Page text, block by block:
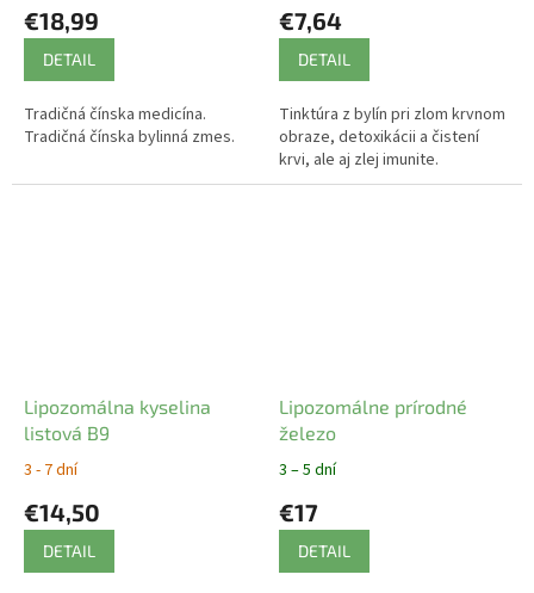
€18,99
DETAIL
Tradičná čínska medicína.
Tradičná čínska bylinná zmes.
€7,64
DETAIL
Tinktúra z bylín pri zlom krvnom
obraze, detoxikácii a čistení
krvi, ale aj zlej imunite.
Lipozomálna kyselina
listová B9
3 - 7 dní
€14,50
DETAIL
Lipozomálne prírodné
železo
3 – 5 dní
€17
DETAIL